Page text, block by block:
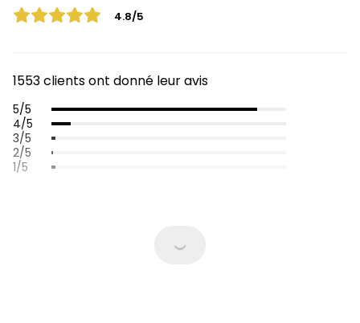
4.8/5
1553 clients ont donné leur avis
5/5
4/5
3/5
2/5
1/5